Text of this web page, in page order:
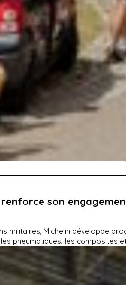
renforce son
militaires, Michelin développe
pneumatiques, les composites